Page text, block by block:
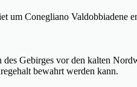
um Conegliano
Gebirges vor den kalten
bewahrt werden kann.